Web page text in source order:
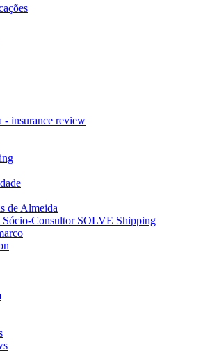
- insurance review
de Almeida
Sócio-Consultor SOLVE Shipping